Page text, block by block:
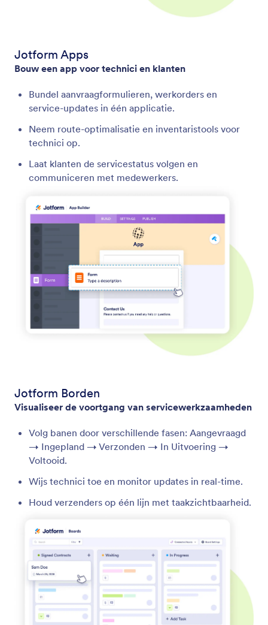
Jotform Apps
Bouw een app voor technici en klanten
Bundel aanvraagformulieren, werkorders en
service-updates in één applicatie.
Neem route-optimalisatie en inventaristools voor
technici op.
Laat klanten de servicestatus volgen en
communiceren met medewerkers.
Jotform Borden
Visualiseer de voortgang van servicewerkzaamheden
Volg banen door verschillende fasen: Aangevraagd
→ Ingepland → Verzonden → In Uitvoering →
Voltooid.
Wijs technici toe en monitor updates in real-time.
Houd verzenders op één lijn met taakzichtbaarheid.